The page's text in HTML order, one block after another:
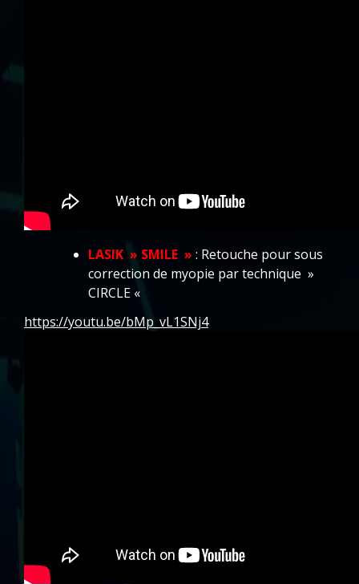
LASIK » SMILE » : Retouche pour sous
correction de myopie par technique »
CIRCLE «
https://youtu.be/bMp_vL1SNj4